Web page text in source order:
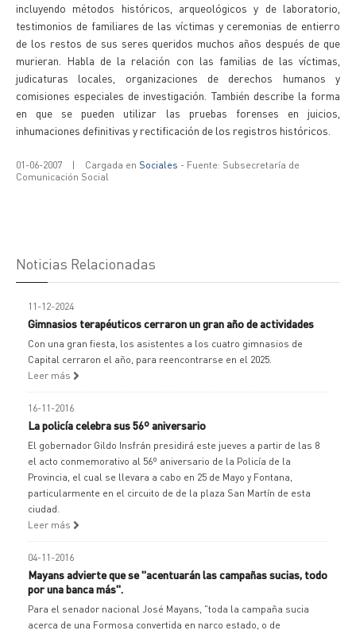
incluyendo métodos históricos, arqueológicos y de laboratorio,
testimonios de familiares de las víctimas y ceremonias de entierro
de los restos de sus seres queridos muchos años después de que
murieran. Habla de la relación con las familias de las víctimas,
judicaturas locales, organizaciones de derechos humanos y
comisiones especiales de investigación. También describe la forma
en que se pueden utilizar las pruebas forenses en juicios,
inhumaciones definitivas y rectificación de los registros históricos.
01-06-2007 | Cargada en Sociales - Fuente: Subsecretaría de
Comunicación Social
Noticias Relacionadas
11-12-2024
Gimnasios terapéuticos cerraron un gran año de actividades
Con una gran fiesta, los asistentes a los cuatro gimnasios de
Capital cerraron el año, para reencontrarse en el 2025.
Leer más
16-11-2016
La policía celebra sus 56º aniversario
El gobernador Gildo Insfrán presidirá este jueves a partir de las 8
el acto conmemorativo al 56º aniversario de la Policía de la
Provincia, el cual se llevara a cabo en 25 de Mayo y Fontana,
particularmente en el circuito de de la plaza San Martín de esta
ciudad.
Leer más
04-11-2016
Mayans advierte que se "acentuarán las campañas sucias, todo
por una banca más".
Para el senador nacional José Mayans, "toda la campaña sucia
acerca de una Formosa convertida en narco estado, o de